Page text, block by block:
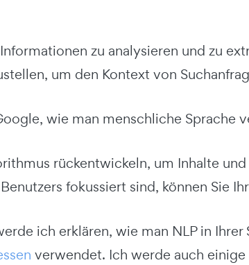
zu analysieren und zu
um den Kontext von
wie man menschliche Sprache
rückentwickeln, um Inhalte
fokussiert sind, können Sie
ich erklären, wie man NLP in Ihrer
verwendet. Ich werde auch